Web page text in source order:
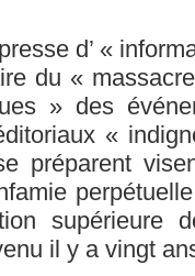
d’ «
du «
» des
«
préparent
supérieure
il y a vingt